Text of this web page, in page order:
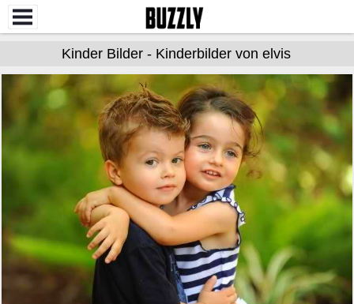
Kinder Bilder - Kinderbilder von elvis